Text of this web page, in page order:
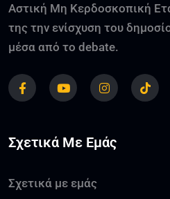
Αστική Μη Κερδοσκοπική
της την ενίσχυση του
μέσα από το debate.
Σχετικά Με Εμάς
Σχετικά με εμάς